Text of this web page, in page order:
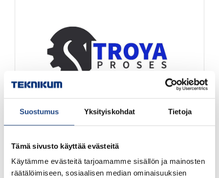
Suostumus Yksityiskohdat Tietoja
Tämä sivusto käyttää evästeitä
Käytämme evästeitä tarjoamamme sisällön ja mainosten
räätälöimiseen, sosiaalisen median ominaisuuksien